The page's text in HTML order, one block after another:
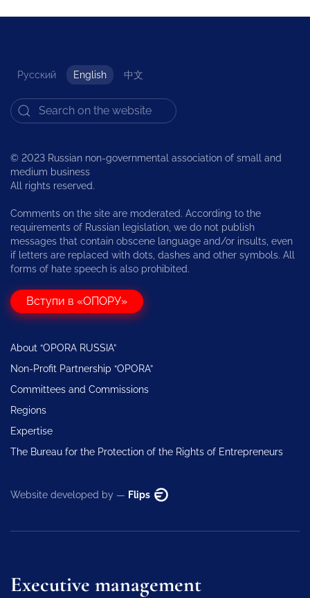
Русский English 中文
© 2023 Russian non-governmental association of small and
medium business
All rights reserved.
Comments on the site are moderated. According to the
requirements of Russian legislation, we do not publish
messages that contain obscene language and/or insults, even
if letters are replaced with dots, dashes and other symbols. All
forms of hate speech is also prohibited.
Вступи в «ОПОРУ»
About “OPORA RUSSIA”
Non-Profit Partnership “OPORA”
Committees and Commissions
Regions
Expertise
The Bureau for the Protection of the Rights of Entrepreneurs
Website developed by — Flips
Executive management